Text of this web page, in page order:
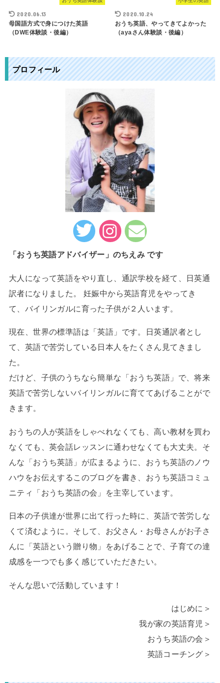
2020.06.13
母国語方式で身につけた英語
（DWE体験談・後編）
2020.10.24
おうち英語、やってきてよかった
（ayaさん体験談・後編）
プロフィール
「おうち英語アドバイザー」のちえみ です
大人になって英語をやり直し、通訳学校を経て、日英通
訳者になりました。 妊娠中から英語育児をやってき
て、バイリンガルに育った子供が２人います。
現在、世界の標準語は「英語」です。日英通訳者とし
て、英語で苦労している日本人をたくさん見てきまし
た。
だけど、子供のうちなら簡単な「おうち英語」で、将来
英語で苦労しないバイリンガルに育ててあげることがで
きます。
おうちの人が英語をしゃべれなくても、高い教材を買わ
なくても、英会話レッスンに通わせなくても大丈夫。そ
んな「おうち英語」が広まるように、おうち英語のノウ
ハウをお伝えするこのブログを書き、おうち英語コミュ
ニティ「おうち英語の会」を主宰しています。
日本の子供達が世界に出て行った時に、英語で苦労しな
くて済むように。そして、お父さん・お母さんがお子さ
んに「英語という贈り物」をあげることで、子育ての達
成感を一つでも多く感じていただきたい。
そんな思いで活動しています！
はじめに＞
我が家の英語育児＞
おうち英語の会＞
英語コーチング＞